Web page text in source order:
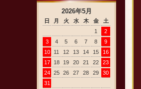
2026年5月
日 月 火 水 木 金
土
1
2
3
4 5 6 7 8
9
10
11 12 13 14 15
16
17
18 19 20 21 22
23
24
25 26 27 28 29
30
31